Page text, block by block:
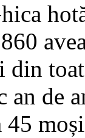
din
an de